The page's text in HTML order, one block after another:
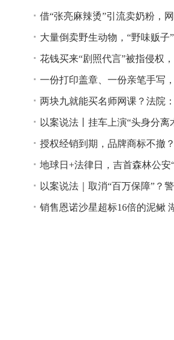
借“张亮麻辣烫”引流卖奶粉，
权！
大量倒卖野生动物，“野味贩子
还得赔钱
花钱买来“剧照代言”被指侵权
一份打印盖章、一份亲笔手写
谁说了算？
两块九就能买名师网课？法院
以案说法丨挂车上演“头身分离
逃高速通行费获刑
授权经销到期，品牌商标不撤
权！
地球日+法律日，吉首森林公安
法”
以案说法｜取消“百万保障”？
局！
销售恩诺沙星超标16倍的泥鳅